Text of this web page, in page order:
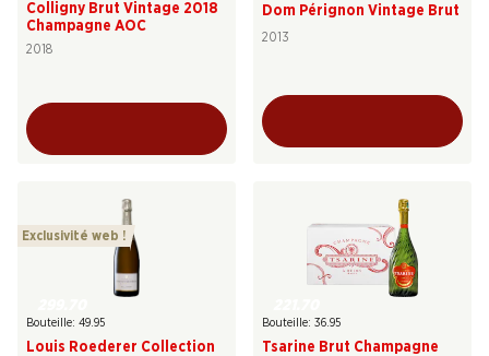
Colligny Brut Vintage 2018
Champagne AOC
2018
Dom Pérignon Vintage Brut
2013
Exclusivité web !
Bouteille: 49.95
Louis Roederer Collection
Bouteille: 36.95
Tsarine Brut Champagne